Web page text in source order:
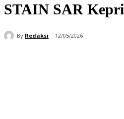
STAIN SAR Kepri
By Redaksi 12/05/2026